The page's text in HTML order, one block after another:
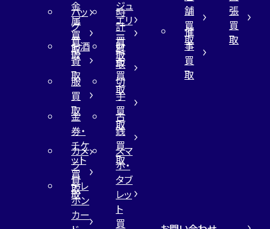
金
属
買
取
ジュ
エリ
ー
買
取
バッ
グ
買
取
時
計
買
取
お酒
買
取
財
布
買
取
服
買
取
切
手
買
取
金
券・
チケ
ット
買
取
古
銭
買
取
カメ
ラ
買
取
スマ
ホ・
タブ
レッ
ト
買
テレ
ホン
カー
舗
買
取
張
買
取
催
事
買
取